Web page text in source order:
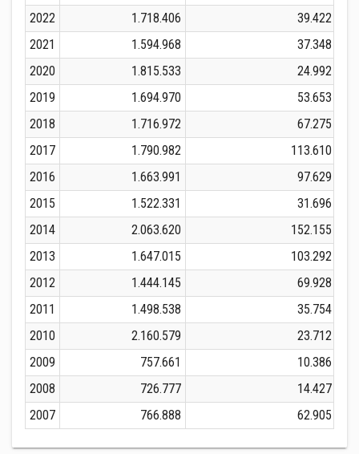
2022
1.718.406
39.422
2021
1.594.968
37.348
2020
1.815.533
24.992
2019
1.694.970
53.653
2018
1.716.972
67.275
2017
1.790.982
113.610
2016
1.663.991
97.629
2015
1.522.331
31.696
2014
2.063.620
152.155
2013
1.647.015
103.292
2012
1.444.145
69.928
2011
1.498.538
35.754
2010
2.160.579
23.712
2009
757.661
10.386
2008
726.777
14.427
2007
766.888 62.905